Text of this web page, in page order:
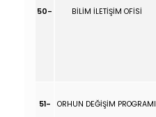
50- BİLİM İLETİŞİM OFİSİ
51-
ORHUN DEĞİŞİM PROGRAMI